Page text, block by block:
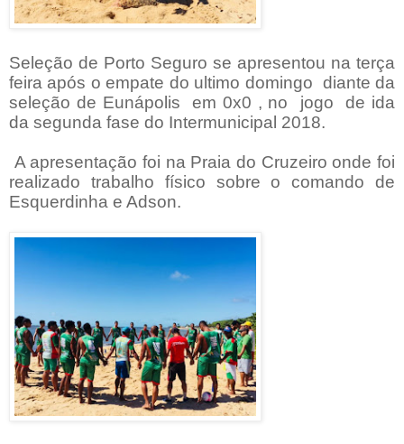
Seleção de Porto Seguro se apresentou na terça
feira após o empate do ultimo domingo diante da
seleção de Eunápolis em 0x0 , no jogo de ida
da segunda fase do Intermunicipal 2018.
A apresentação foi na Praia do Cruzeiro onde foi
realizado trabalho físico sobre o comando de
Esquerdinha e Adson.